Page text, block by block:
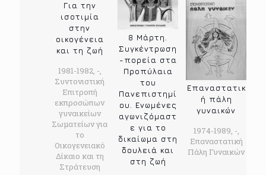
Για την
ισοτιμία
στην
οικογένεια
και τη ζωή
1981-1982, -,
Συντονιστική
Επιτροπή
εκπροσώπων
γυναικείων
Σωματείων για
το
Οικογενειακό
Δίκαιο και τη
Στράτευση
8 Μάρτη.
Συγκέντρωση
-πορεία στα
Προπύλαια
του
Πανεπιστημί
ου. Ενωμένες
αγωνιζόμαστ
ε για το
δικαίωμα στη
δουλειά και
στη ζωή
Επαναστατικ
ή πάλη
γυναικών
1974-1989, -,
Επαναστατική
Πάλη Γυναικών